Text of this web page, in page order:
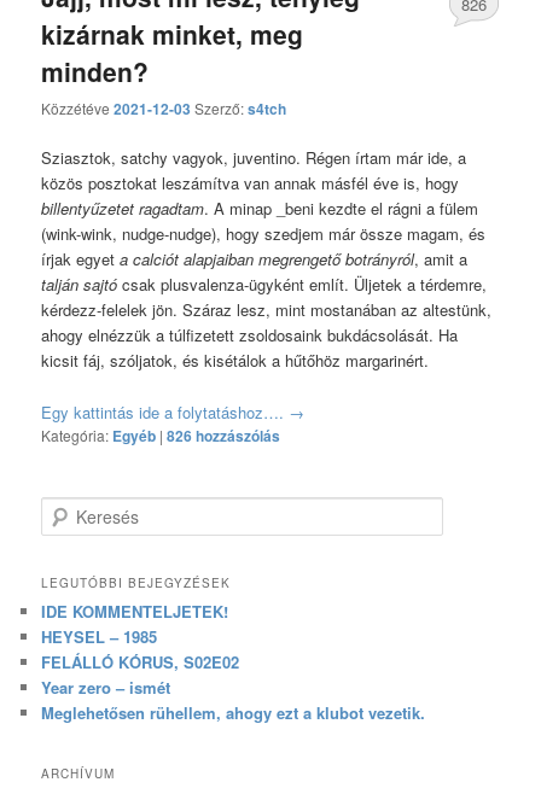
kizárnak minket, meg
minden?
Közzétéve2021-12-03 Szerző:s4tch
826
Sziasztok, satchy vagyok, juventino. Régen írtam már ide, a
közös posztokat leszámítva van annak másfél éve is, hogy
billentyűzetet ragadtam. A minap _beni kezdte el rágni a fülem
(wink-wink, nudge-nudge), hogy szedjem már össze magam, és
írjak egyeta calciót alapjaiban megrengető botrányról, amit a
talján sajtó csak plusvalenza-ügyként említ. Üljetek a térdemre,
kérdezz-felelek jön. Száraz lesz, mint mostanában az altestünk,
ahogy elnézzük a túlfizetett zsoldosaink bukdácsolását. Ha
kicsit fáj, szóljatok, és kisétálok a hűtőhöz margarinért.
Egy kattintás ide a folytatáshoz…. →
Kategória: Egyéb |826 hozzászólás
Keresés
LEGUTÓBBI BEJEGYZÉSEK
IDE KOMMENTELJETEK!
HEYSEL – 1985
FELÁLLÓ KÓRUS, S02E02
Year zero – ismét
Meglehetősen rühellem, ahogy ezt a klubot vezetik.
ARCHÍVUM